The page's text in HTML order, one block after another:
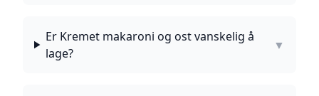
Er Kremet makaroni og ost vanskelig å
lage?
▼